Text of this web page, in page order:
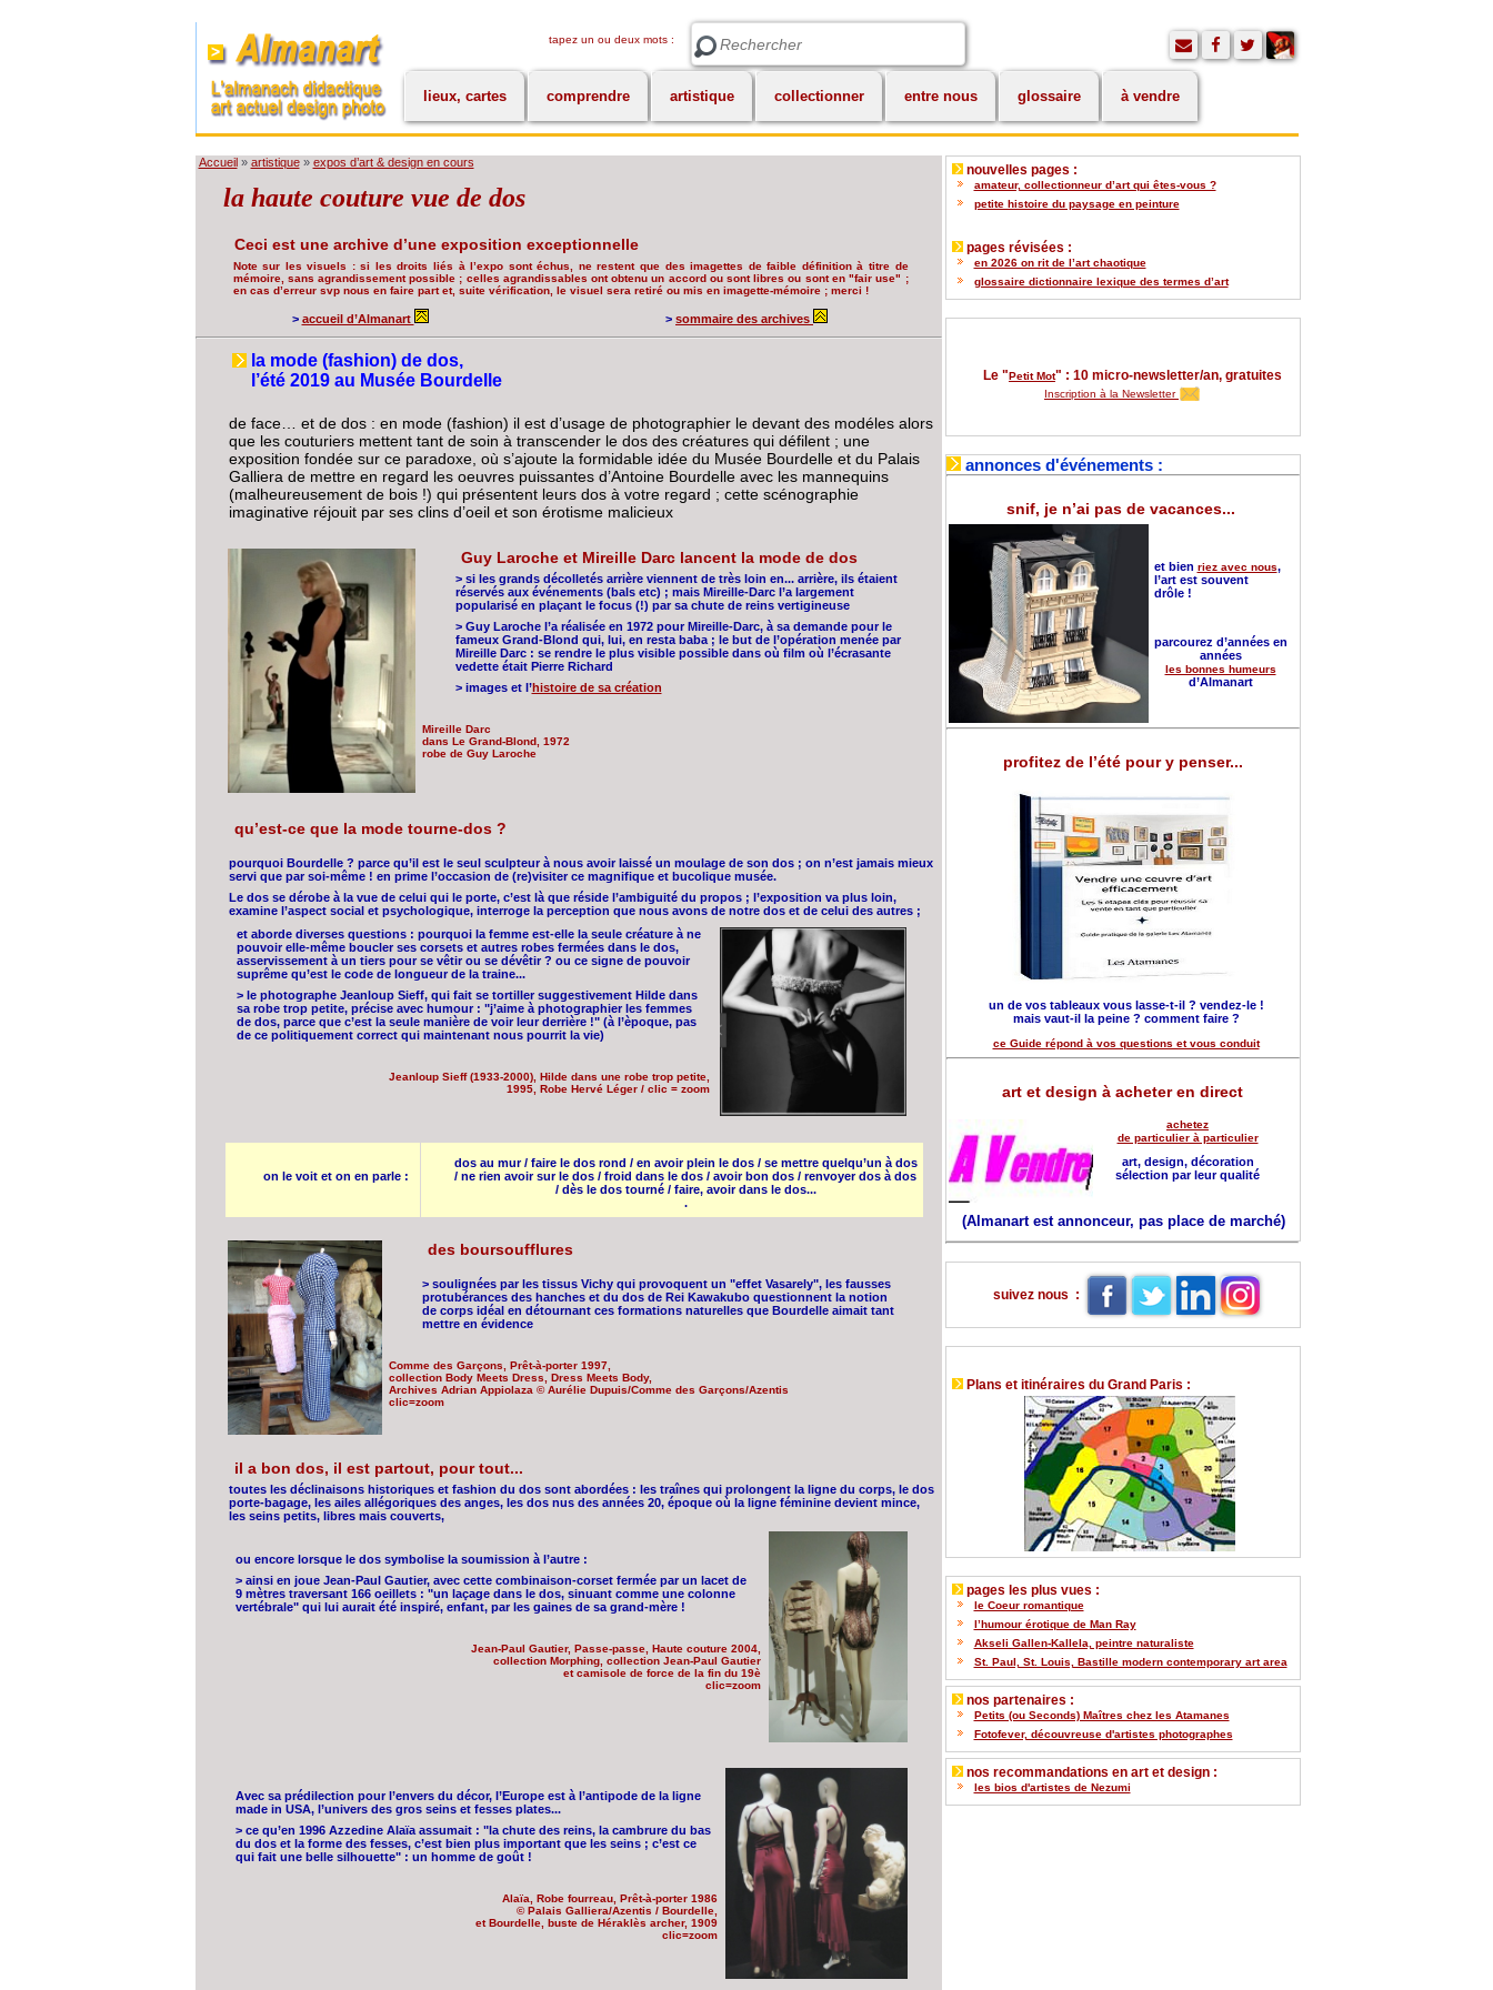
tapez un ou deux mots : Rechercher
lieux, cartes comprendre artistique collectionner entre nous glossaire à vendre
Accueil» artistique» expos d’art & design en cours
la haute couture vue de dos
Ceci est une archive d’une exposition exceptionnelle
Note sur les visuels : si les droits liés à l’expo sont échus, ne restent que des imagettes de faible définition à titre de
mémoire, sans agrandissement possible ; celles agrandissables ont obtenu un accord ou sont libres ou sont en "fair use" ;
en cas d’erreur svp nous en faire part et, suite vérification, le visuel sera retiré ou mis en imagette-mémoire ; merci !
> accueil d’Almanart > sommaire des archives
la mode (fashion) de dos,
l’été 2019 au Musée Bourdelle
de face… et de dos : en mode (fashion) il est d’usage de photographier le devant des modéles alors
que les couturiers mettent tant de soin à transcender le dos des créatures qui défilent ; une
exposition fondée sur ce paradoxe, où s’ajoute la formidable idée du Musée Bourdelle et du Palais
Galliera de mettre en regard les oeuvres puissantes d’Antoine Bourdelle avec les mannequins
(malheureusement de bois !) qui présentent leurs dos à votre regard ; cette scénographie
imaginative réjouit par ses clins d’oeil et son érotisme malicieux
Guy Laroche et Mireille Darc lancent la mode de dos
> si les grands décolletés arrière viennent de très loin en... arrière, ils étaient
réservés aux événements (bals etc) ; mais Mireille-Darc l’a largement
popularisé en plaçant le focus (!) par sa chute de reins vertigineuse
> Guy Laroche l’a réalisée en 1972 pour Mireille-Darc, à sa demande pour le
fameux Grand-Blond qui, lui, en resta baba ; le but de l’opération menée par
Mireille Darc : se rendre le plus visible possible dans où film où l’écrasante
vedette était Pierre Richard
> images et l’histoire de sa création
Mireille Darc
dans Le Grand-Blond, 1972
robe de Guy Laroche
qu’est-ce que la mode tourne-dos ?
pourquoi Bourdelle ? parce qu’il est le seul sculpteur à nous avoir laissé un moulage de son dos ; on n’est jamais mieux
servi que par soi-même ! en prime l’occasion de (re)visiter ce magnifique et bucolique musée.
Le dos se dérobe à la vue de celui qui le porte, c’est là que réside l’ambiguité du propos ; l’exposition va plus loin,
examine l’aspect social et psychologique, interroge la perception que nous avons de notre dos et de celui des autres ;
et aborde diverses questions : pourquoi la femme est-elle la seule créature à ne
pouvoir elle-même boucler ses corsets et autres robes fermées dans le dos,
asservissement à un tiers pour se vêtir ou se dévêtir ? ou ce signe de pouvoir
suprême qu’est le code de longueur de la traine...
> le photographe Jeanloup Sieff, qui fait se tortiller suggestivement Hilde dans
sa robe trop petite, précise avec humour : "j’aime à photographier les femmes
de dos, parce que c’est la seule manière de voir leur derrière !" (à l’èpoque, pas
de ce politiquement correct qui maintenant nous pourrit la vie)
Jeanloup Sieff (1933-2000), Hilde dans une robe trop petite,
1995, Robe Hervé Léger / clic = zoom
on le voit et on en parle :
dos au mur / faire le dos rond / en avoir plein le dos / se mettre quelqu’un à dos
/ ne rien avoir sur le dos / froid dans le dos / avoir bon dos / renvoyer dos à dos
/ dès le dos tourné / faire, avoir dans le dos...
.
des boursoufflures
> soulignées par les tissus Vichy qui provoquent un "effet Vasarely", les fausses
protubérances des hanches et du dos de Rei Kawakubo questionnent la notion
de corps idéal en détournant ces formations naturelles que Bourdelle aimait tant
mettre en évidence
Comme des Garçons, Prêt-à-porter 1997,
collection Body Meets Dress, Dress Meets Body,
Archives Adrian Appiolaza © Aurélie Dupuis/Comme des Garçons/Azentis
clic=zoom
il a bon dos, il est partout, pour tout...
toutes les déclinaisons historiques et fashion du dos sont abordées : les traînes qui prolongent la ligne du corps, le dos
porte-bagage, les ailes allégoriques des anges, les dos nus des années 20, époque où la ligne féminine devient mince,
les seins petits, libres mais couverts,
ou encore lorsque le dos symbolise la soumission à l’autre :
> ainsi en joue Jean-Paul Gautier, avec cette combinaison-corset fermée par un lacet de
9 mètres traversant 166 oeillets : "un laçage dans le dos, sinuant comme une colonne
vertébrale" qui lui aurait été inspiré, enfant, par les gaines de sa grand-mère !
Jean-Paul Gautier, Passe-passe, Haute couture 2004,
collection Morphing, collection Jean-Paul Gautier
et camisole de force de la fin du 19è
clic=zoom
Avec sa prédilection pour l’envers du décor, l’Europe est à l’antipode de la ligne
made in USA, l’univers des gros seins et fesses plates...
> ce qu’en 1996 Azzedine Alaïa assumait : "la chute des reins, la cambrure du bas
du dos et la forme des fesses, c’est bien plus important que les seins ; c’est ce
qui fait une belle silhouette" : un homme de goût !
Alaïa, Robe fourreau, Prêt-à-porter 1986
© Palais Galliera/Azentis / Bourdelle,
et Bourdelle, buste de Héraklès archer, 1909
clic=zoom
nouvelles pages :
amateur, collectionneur d’art qui êtes-vous ?
petite histoire du paysage en peinture
pages révisées :
en 2026 on rit de l’art chaotique
glossaire dictionnaire lexique des termes d’art
Le "Petit Mot" : 10 micro-newsletter/an, gratuites
Inscription à la Newsletter
annonces d'événements :
snif, je n’ai pas de vacances...
et bien riez avec nous,
l’art est souvent
drôle !
parcourez d’années en
années
les bonnes humeurs
d’Almanart
profitez de l’été pour y penser...
un de vos tableaux vous lasse-t-il ? vendez-le !
mais vaut-il la peine ? comment faire ?
ce Guide répond à vos questions et vous conduit
art et design à acheter en direct
achetez
de particulier à particulier
art, design, décoration
sélection par leur qualité
(Almanart est annonceur, pas place de marché)
suivez nous :
Plans et itinéraires du Grand Paris :
pages les plus vues :
le Coeur romantique
l’humour érotique de Man Ray
Akseli Gallen-Kallela, peintre naturaliste
St. Paul, St. Louis, Bastille modern contemporary art area
nos partenaires :
Petits (ou Seconds) Maîtres chez les Atamanes
Fotofever, découvreuse d'artistes photographes
nos recommandations en art et design :
les bios d'artistes de Nezumi